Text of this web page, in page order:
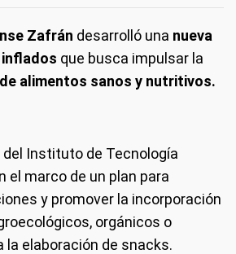
Zafrán desarrolló una nueva
inflados que busca impulsar la
alimentos sanos y nutritivos.
del Instituto de Tecnología
el marco de un plan para
y promover la incorporación
orgánicos o
la elaboración de snacks.